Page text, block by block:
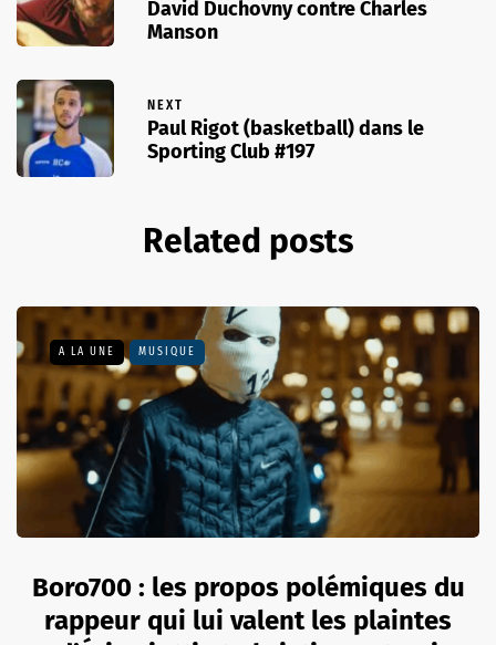
David Duchovny contre Charles
Manson
NEXT
Paul Rigot (basketball) dans le
Sporting Club #197
Related posts
A LA UNE MUSIQUE
Boro700 : les propos polémiques du
rappeur qui lui valent les plaintes